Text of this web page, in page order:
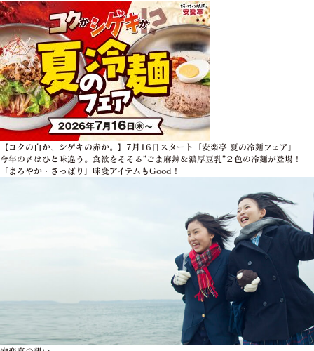
【コクの白か、シゲキの赤か。】7月16日スタート「安楽亭 夏の冷麺フェア」――
今年の〆はひと味違う。食欲をそそる”ごま麻辣＆濃厚豆乳”２色の冷麺が登場！
「まろやか・さっぱり」味変アイテムもGood！